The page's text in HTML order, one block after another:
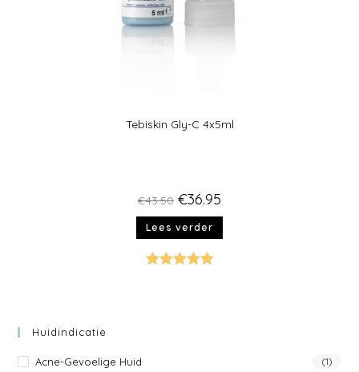
Tebiskin Gly-C 4x5ml
€43.50 €36.95
Lees verder
Huidindicatie
Acne-Gevoelige Huid (1)